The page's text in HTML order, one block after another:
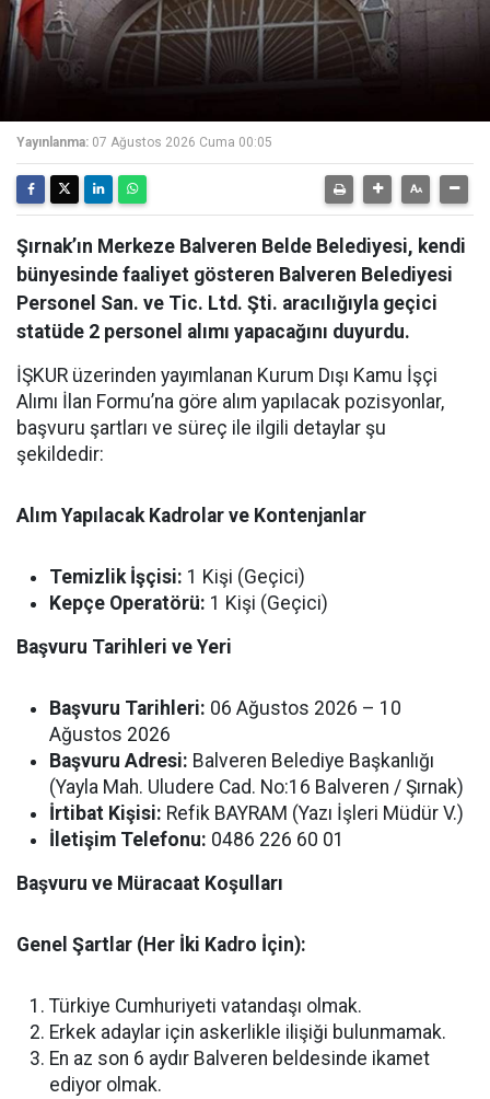
Yayınlanma: 07 Ağustos 2026 Cuma 00:05
Şırnak’ın Merkeze Balveren Belde Belediyesi, kendi
bünyesinde faaliyet gösteren Balveren Belediyesi
Personel San. ve Tic. Ltd. Şti. aracılığıyla geçici
statüde 2 personel alımı yapacağını duyurdu.
İŞKUR üzerinden yayımlanan Kurum Dışı Kamu İşçi
Alımı İlan Formu’na göre alım yapılacak pozisyonlar,
başvuru şartları ve süreç ile ilgili detaylar şu
şekildedir:
Alım Yapılacak Kadrolar ve Kontenjanlar
Temizlik İşçisi: 1 Kişi (Geçici)
Kepçe Operatörü: 1 Kişi (Geçici)
Başvuru Tarihleri ve Yeri
Başvuru Tarihleri: 06 Ağustos 2026 – 10
Ağustos 2026
Başvuru Adresi: Balveren Belediye Başkanlığı
(Yayla Mah. Uludere Cad. No:16 Balveren / Şırnak)
İrtibat Kişisi: Refik BAYRAM (Yazı İşleri Müdür V.)
İletişim Telefonu: 0486 226 60 01
Başvuru ve Müracaat Koşulları
Genel Şartlar (Her İki Kadro İçin):
Türkiye Cumhuriyeti vatandaşı olmak.
Erkek adaylar için askerlikle ilişiği bulunmamak.
En az son 6 aydır Balveren beldesinde ikamet
ediyor olmak.